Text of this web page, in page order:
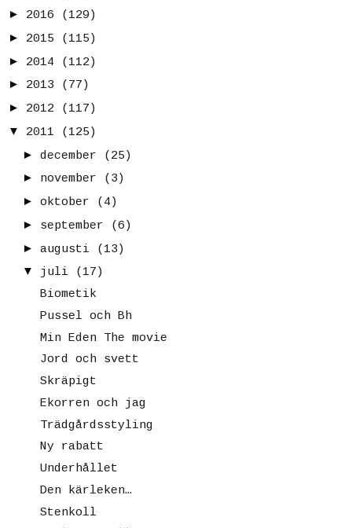
► 2016
(129)
► 2015
(115)
► 2014
(112)
► 2013
(77)
► 2012
(117)
▼
2011
(125)
► december
(25)
► november
(3)
► oktober
(4)
► september
(6)
► augusti
(13)
▼
juli
(17)
Biometik
Pussel och Bh
Min Eden The movie
Jord och svett
Skräpigt
Ekorren och jag
Trädgårdsstyling
Ny rabatt
Underhållet
Den kärleken…
Stenkoll